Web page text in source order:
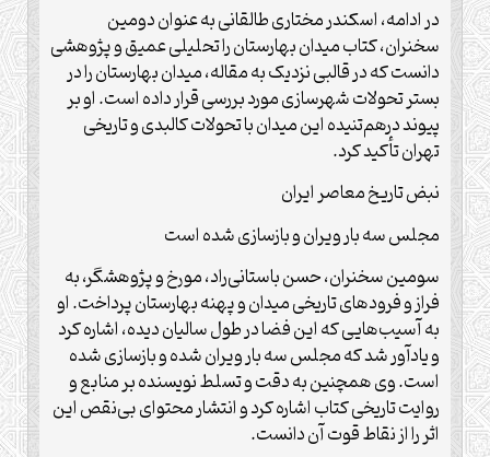
در ادامه، اسکندر مختاری طالقانی به عنوان دومین
سخنران، کتاب میدان بهارستان را تحلیلی عمیق و پژوهشی
دانست که در قالبی نزدیک به مقاله، میدان بهارستان را در
بستر تحولات شهرسازی مورد بررسی قرار داده است. او بر
پیوند درهم‌تنیده این میدان با تحولات کالبدی و تاریخی
تهران تأکید کرد.
نبض تاریخ معاصر ایران
مجلس سه بار ویران و بازسازی شده است
سومین سخنران، حسن باستانی‌راد، مورخ و پژوهشگر، به
فراز و فرودهای تاریخی میدان و پهنه بهارستان پرداخت. او
به آسیب‌هایی که این فضا در طول سالیان دیده، اشاره کرد
و یادآور شد که مجلس سه بار ویران شده و بازسازی شده
است. وی همچنین به دقت و تسلط نویسنده بر منابع و
روایت تاریخی کتاب اشاره کرد و انتشار محتوای بی‌نقص این
اثر را از نقاط قوت آن دانست.